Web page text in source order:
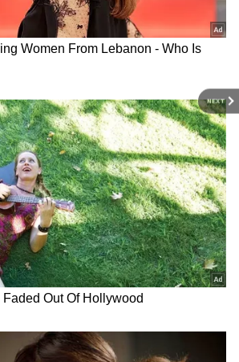
NEXT
ஸ்விக்கி BLCK
இந்த அம்சத்தின் கீழ்
கிடைக்கும் என்றும்